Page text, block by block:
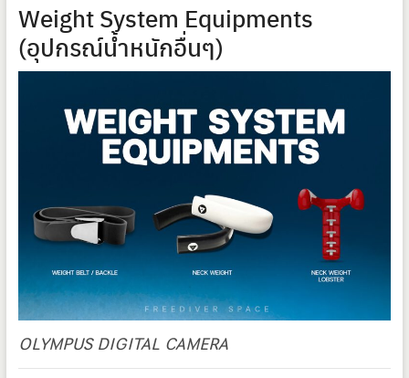
Weight System Equipments
(อุปกรณ์น้ำหนักอื่นๆ)
OLYMPUS DIGITAL CAMERA